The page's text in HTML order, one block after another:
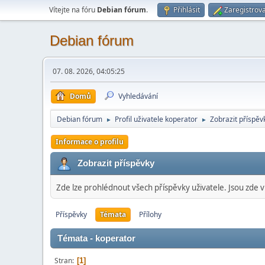
Vítejte na fóru Debian fórum. Přihlásit
Debian fórum
07. 08. 2026, 04:05:25
Domů Vyhledávání
Debian fórum ► Profil uživatele koperator ► Zobrazit
Informace o profilu
Zobrazit příspěvky
Zde lze prohlédnout všech příspěvky uživatele. Jsou
Příspěvky Témata Přílohy
Témata - koperator
Stran 1